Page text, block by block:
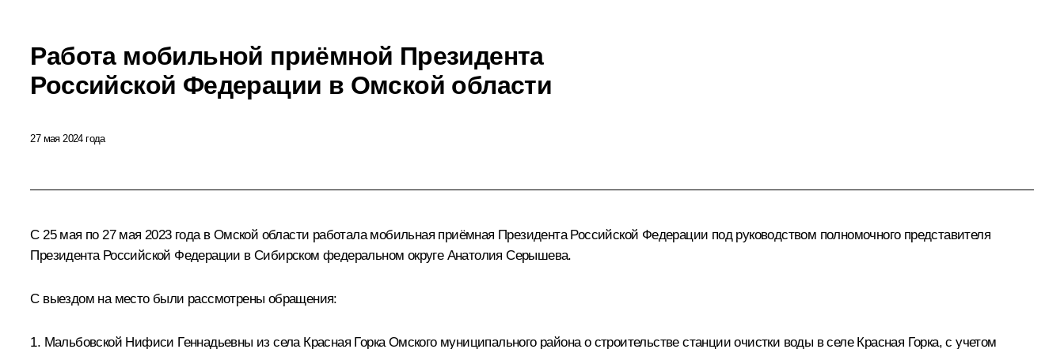
Работа мобильной приёмной Президента
Российской Федерации в Омской области
27 мая 2024 года
С 25 мая по 27 мая 2023 года в Омской области работала мобильная приёмная Президента Российской Федерации под руководством полномочного представителя
Президента Российской Федерации в Сибирском федеральном округе Анатолия Серышева.
С выездом на место были рассмотрены обращения:
1. Мальбовской Нифиси Геннадьевны из села Красная Горка Омского муниципального района о строительстве станции очистки воды в селе Красная Горка, с учетом